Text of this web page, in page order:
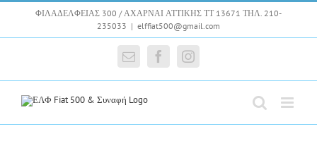
Skip
ΦΙΛΑΔΕΛΦΕΙΑΣ 300 / ΑΧΑΡΝΑΙ ΑΤΤΙΚΗΣ ΤΤ 13671 ΤΗΛ. 210-
235033 | elffiat500@gmail.com
EmailFacebookInstagram